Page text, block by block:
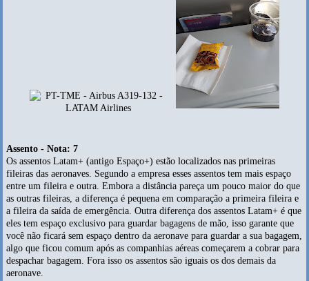
Assento - Nota: 7
Os assentos Latam+ (antigo Espaço+) estão localizados nas primeiras
fileiras das aeronaves. Segundo a empresa esses assentos tem mais espaço
entre um fileira e outra. Embora a distância pareça um pouco maior do que
as outras fileiras, a diferença é pequena em comparação a primeira fileira e
a fileira da saída de emergência. Outra diferença dos assentos Latam+ é que
eles tem espaço exclusivo para guardar bagagens de mão, isso garante que
você não ficará sem espaço dentro da aeronave para guardar a sua bagagem,
algo que ficou comum após as companhias aéreas começarem a cobrar para
despachar bagagem. Fora isso os assentos são iguais os dos demais da
aeronave.